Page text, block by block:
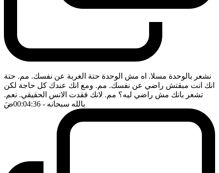
نشعر بالوحدة مسلا. اه مش الوحدة حتة الغربة عن نفسك. مم. حتة
انك انت مبقتش راضي عن نفسك. مم. ومع انك عندك كل حاجة لكن
تشعر بانك مش راضي ليه؟ مم. لانك فقدت الانس الحقيقي. نعم.
بالله سبحانه - 00:04:36 ضَ